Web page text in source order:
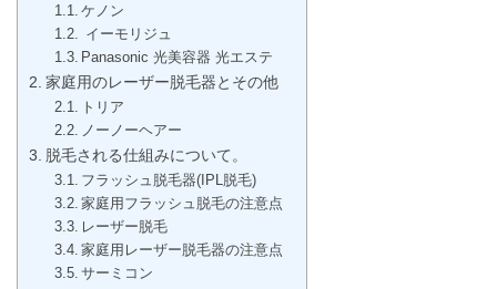
ケノン
イーモリジュ
Panasonic 光美容器 光エステ
家庭用のレーザー脱毛器とその他
トリア
ノーノーヘアー
脱毛される仕組みについて。
フラッシュ脱毛器(IPL脱毛)
家庭用フラッシュ脱毛の注意点
レーザー脱毛
家庭用レーザー脱毛器の注意点
サーミコン